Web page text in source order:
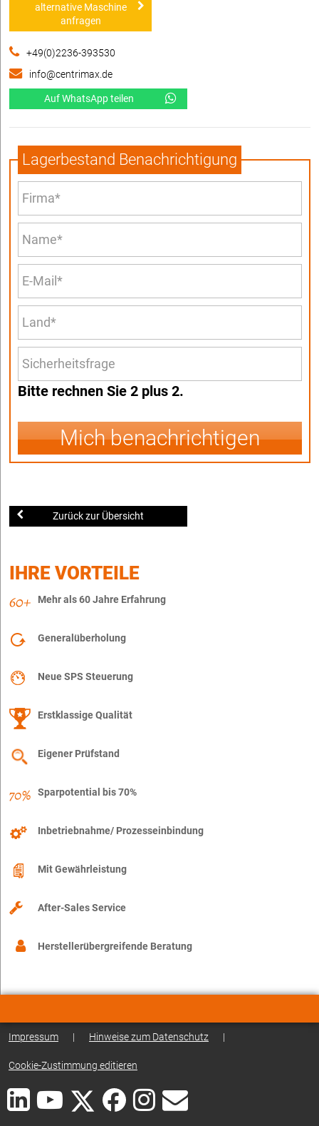
alternative Maschine
anfragen
+49(0)2236-393530
info@centrimax.de
Auf WhatsApp teilen
Lagerbestand Benachrichtigung
Bitte rechnen Sie 2 plus 2.
Mich benachrichtigen
Zurück zur Übersicht
IHRE VORTEILE
Mehr als 60 Jahre Erfahrung
Generalüberholung
Neue SPS Steuerung
Erstklassige Qualität
Eigener Prüfstand
Sparpotential bis 70%
Inbetriebnahme/ Prozesseinbindung
Mit Gewährleistung
After-Sales Service
Herstellerübergreifende Beratung
Impressum | Hinweise zum Datenschutz |
Cookie-Zustimmung editieren